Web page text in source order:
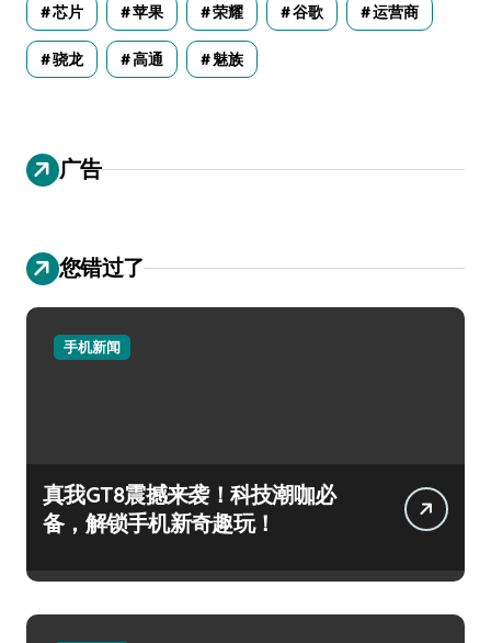
芯片 苹果 荣耀 谷歌 运营商
骁龙 高通 魅族
广告
您错过了
手机新闻
真我GT8震撼来袭！科技潮咖必
备，解锁手机新奇趣玩！